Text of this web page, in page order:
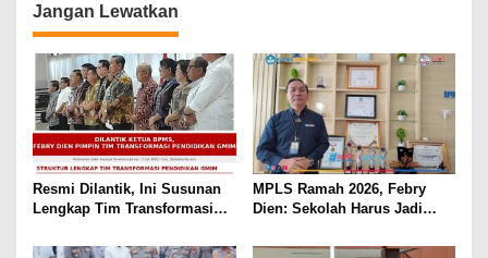
a
s
i
p
o
s
Jangan Lewatkan
Resmi Dilantik, Ini Susunan
Lengkap Tim Transformasi
2026-2027
MPLS Ramah 2026, Febry
Dien: Sekolah Harus Jadi
Anak Bahagia